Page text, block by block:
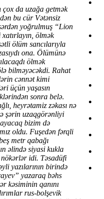
da uzağa getmək
bu cür Vətənsiz
yoğrulmuş “Lion
ölmək
ölüm sancılarıyla
ona. Ölümünə
ölmək
bilməyəcəkdi. Rahat
cənnət kimi
üçün yaşasın
sonra belə.
heyrətamiz zəkası nə
şərin uzaqgörənliyi
bizim də
oldu. Fuşedən fərqli
metr qabağı
əlində siyasi kukla
nökərlər idi. Təsadüfi
yazılarının birində
yazaraq bəhs
kəsiminin qanını
rus-bolşevik